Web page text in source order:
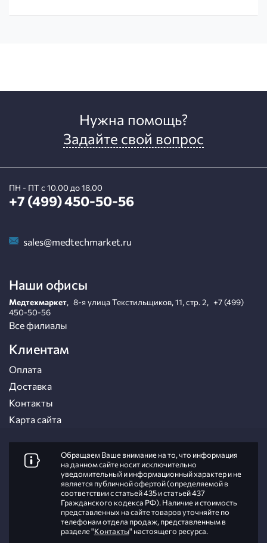
Нужна помощь?
Задайте свой вопрос
ПН - ПТ с 10.00 до 18.00
+7 (499) 450-50-56
sales@medtechmarket.ru
Наши офисы
Медтехмаркет, 8-я улица Текстильщиков, 11, стр. 2, +7 (499)
450-50-56
Все филиалы
Клиентам
Оплата
Доставка
Контакты
Карта сайта
Обращаем Ваше внимание на то, что информация
на данном сайте носит исключительно
уведомительный и информационный характер и не
является публичной офертой (определяемой в
соответствии с статьей 435 и статьей 437
Гражданского кодекса РФ). Наличие и стоимость
представленных на сайте товаров уточняйте по
телефонам отдела продаж, представленным в
разделе "Контакты" настоящего ресурса.